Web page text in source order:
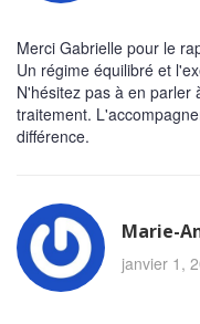
Merci Gabrielle pour le
Un régime équilibré et
N'hésitez pas à en parler
traitement.
différence.
Marie-
janvier 1,